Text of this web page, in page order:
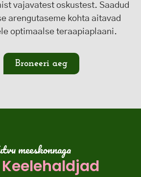
vajavatest oskustest. Saadud
arengutaseme kohta aitavad
optimaalse teraapiaplaani.
Broneeri aeg
meeskonnaga